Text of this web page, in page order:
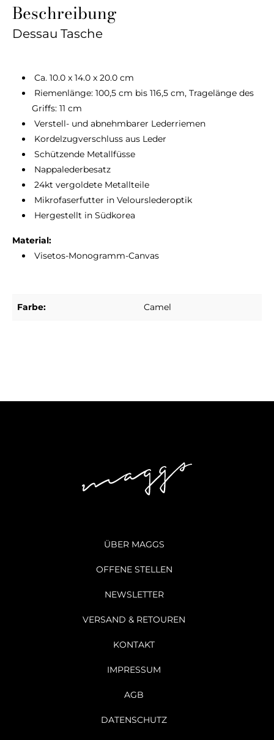
Beschreibung
Dessau Tasche
Ca. 10.0 x 14.0 x 20.0 cm
Riemenlänge: 100,5 cm bis 116,5 cm, Tragelänge des
Griffs: 11 cm
Verstell- und abnehmbarer Lederriemen
Kordelzugverschluss aus Leder
Schützende Metallfüsse
Nappalederbesatz
24kt vergoldete Metallteile
Mikrofaserfutter in Velourslederoptik
Hergestellt in Südkorea
Material:
Visetos-Monogramm-Canvas
Farbe: Camel
ÜBER MAGGS
OFFENE STELLEN
NEWSLETTER
VERSAND & RETOUREN
KONTAKT
IMPRESSUM
AGB
DATENSCHUTZ